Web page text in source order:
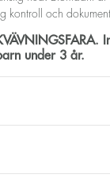
kontroll och
under 3 år.